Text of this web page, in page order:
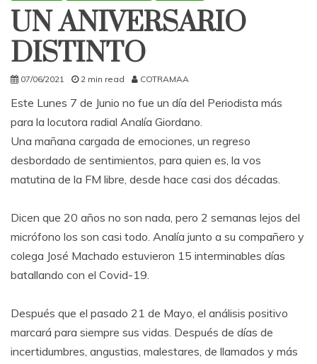
UN ANIVERSARIO
DISTINTO
07/06/2021 2 min read COTRAMAA
Este Lunes 7 de Junio no fue un día del Periodista más
para la locutora radial Analía Giordano.
Una mañana cargada de emociones, un regreso
desbordado de sentimientos, para quien es, la vos
matutina de la FM libre, desde hace casi dos décadas.
Dicen que 20 años no son nada, pero 2 semanas lejos del
micrófono los son casi todo. Analía junto a su compañero y
colega José Machado estuvieron 15 interminables días
batallando con el Covid-19.
Después que el pasado 21 de Mayo, el análisis positivo
marcará para siempre sus vidas. Después de días de
incertidumbres, angustias, malestares, de llamados y más